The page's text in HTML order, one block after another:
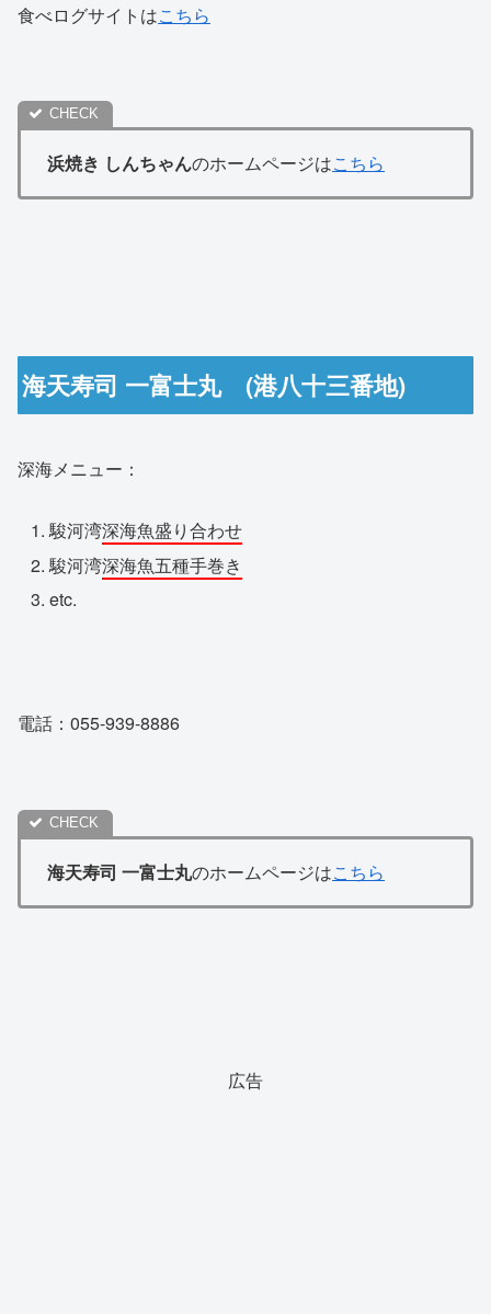
食べログサイトはこちら
浜焼き しんちゃんのホームページはこちら
海天寿司 一富士丸 (港八十三番地)
深海メニュー：
駿河湾深海魚盛り合わせ
駿河湾深海魚五種手巻き
etc.
電話：055-939-8886
海天寿司 一富士丸のホームページはこちら
広告